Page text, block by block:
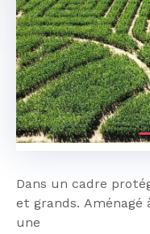
Précédent
Dans un cadre
et grands. Aménagé
une